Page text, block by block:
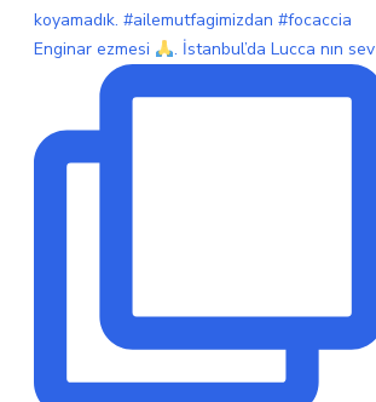
Enginar ezmesi . İstanbul’da Lucca nın sev